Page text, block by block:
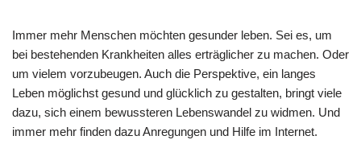
Immer mehr Menschen möchten gesunder leben. Sei es, um
bei bestehenden Krankheiten alles erträglicher zu machen. Oder
um vielem vorzubeugen. Auch die Perspektive, ein langes
Leben möglichst gesund und glücklich zu gestalten, bringt viele
dazu, sich einem bewussteren Lebenswandel zu widmen. Und
immer mehr finden dazu Anregungen und Hilfe im Internet.